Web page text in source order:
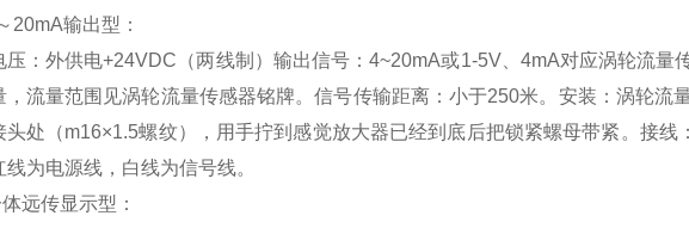
20mA输出型：
压：外供电+24VDC（两线制）输出信号：4~20mA或1-5V、4mA对应涡轮流量
，流量范围见涡轮流量传感器铭牌。信号传输距离：小于250米。安装：涡轮流
头处（m16×1.5螺纹），用手拧到感觉放大器已经到底后把锁紧螺母带紧。接
线为电源线，白线为信号线。
远传显示型：